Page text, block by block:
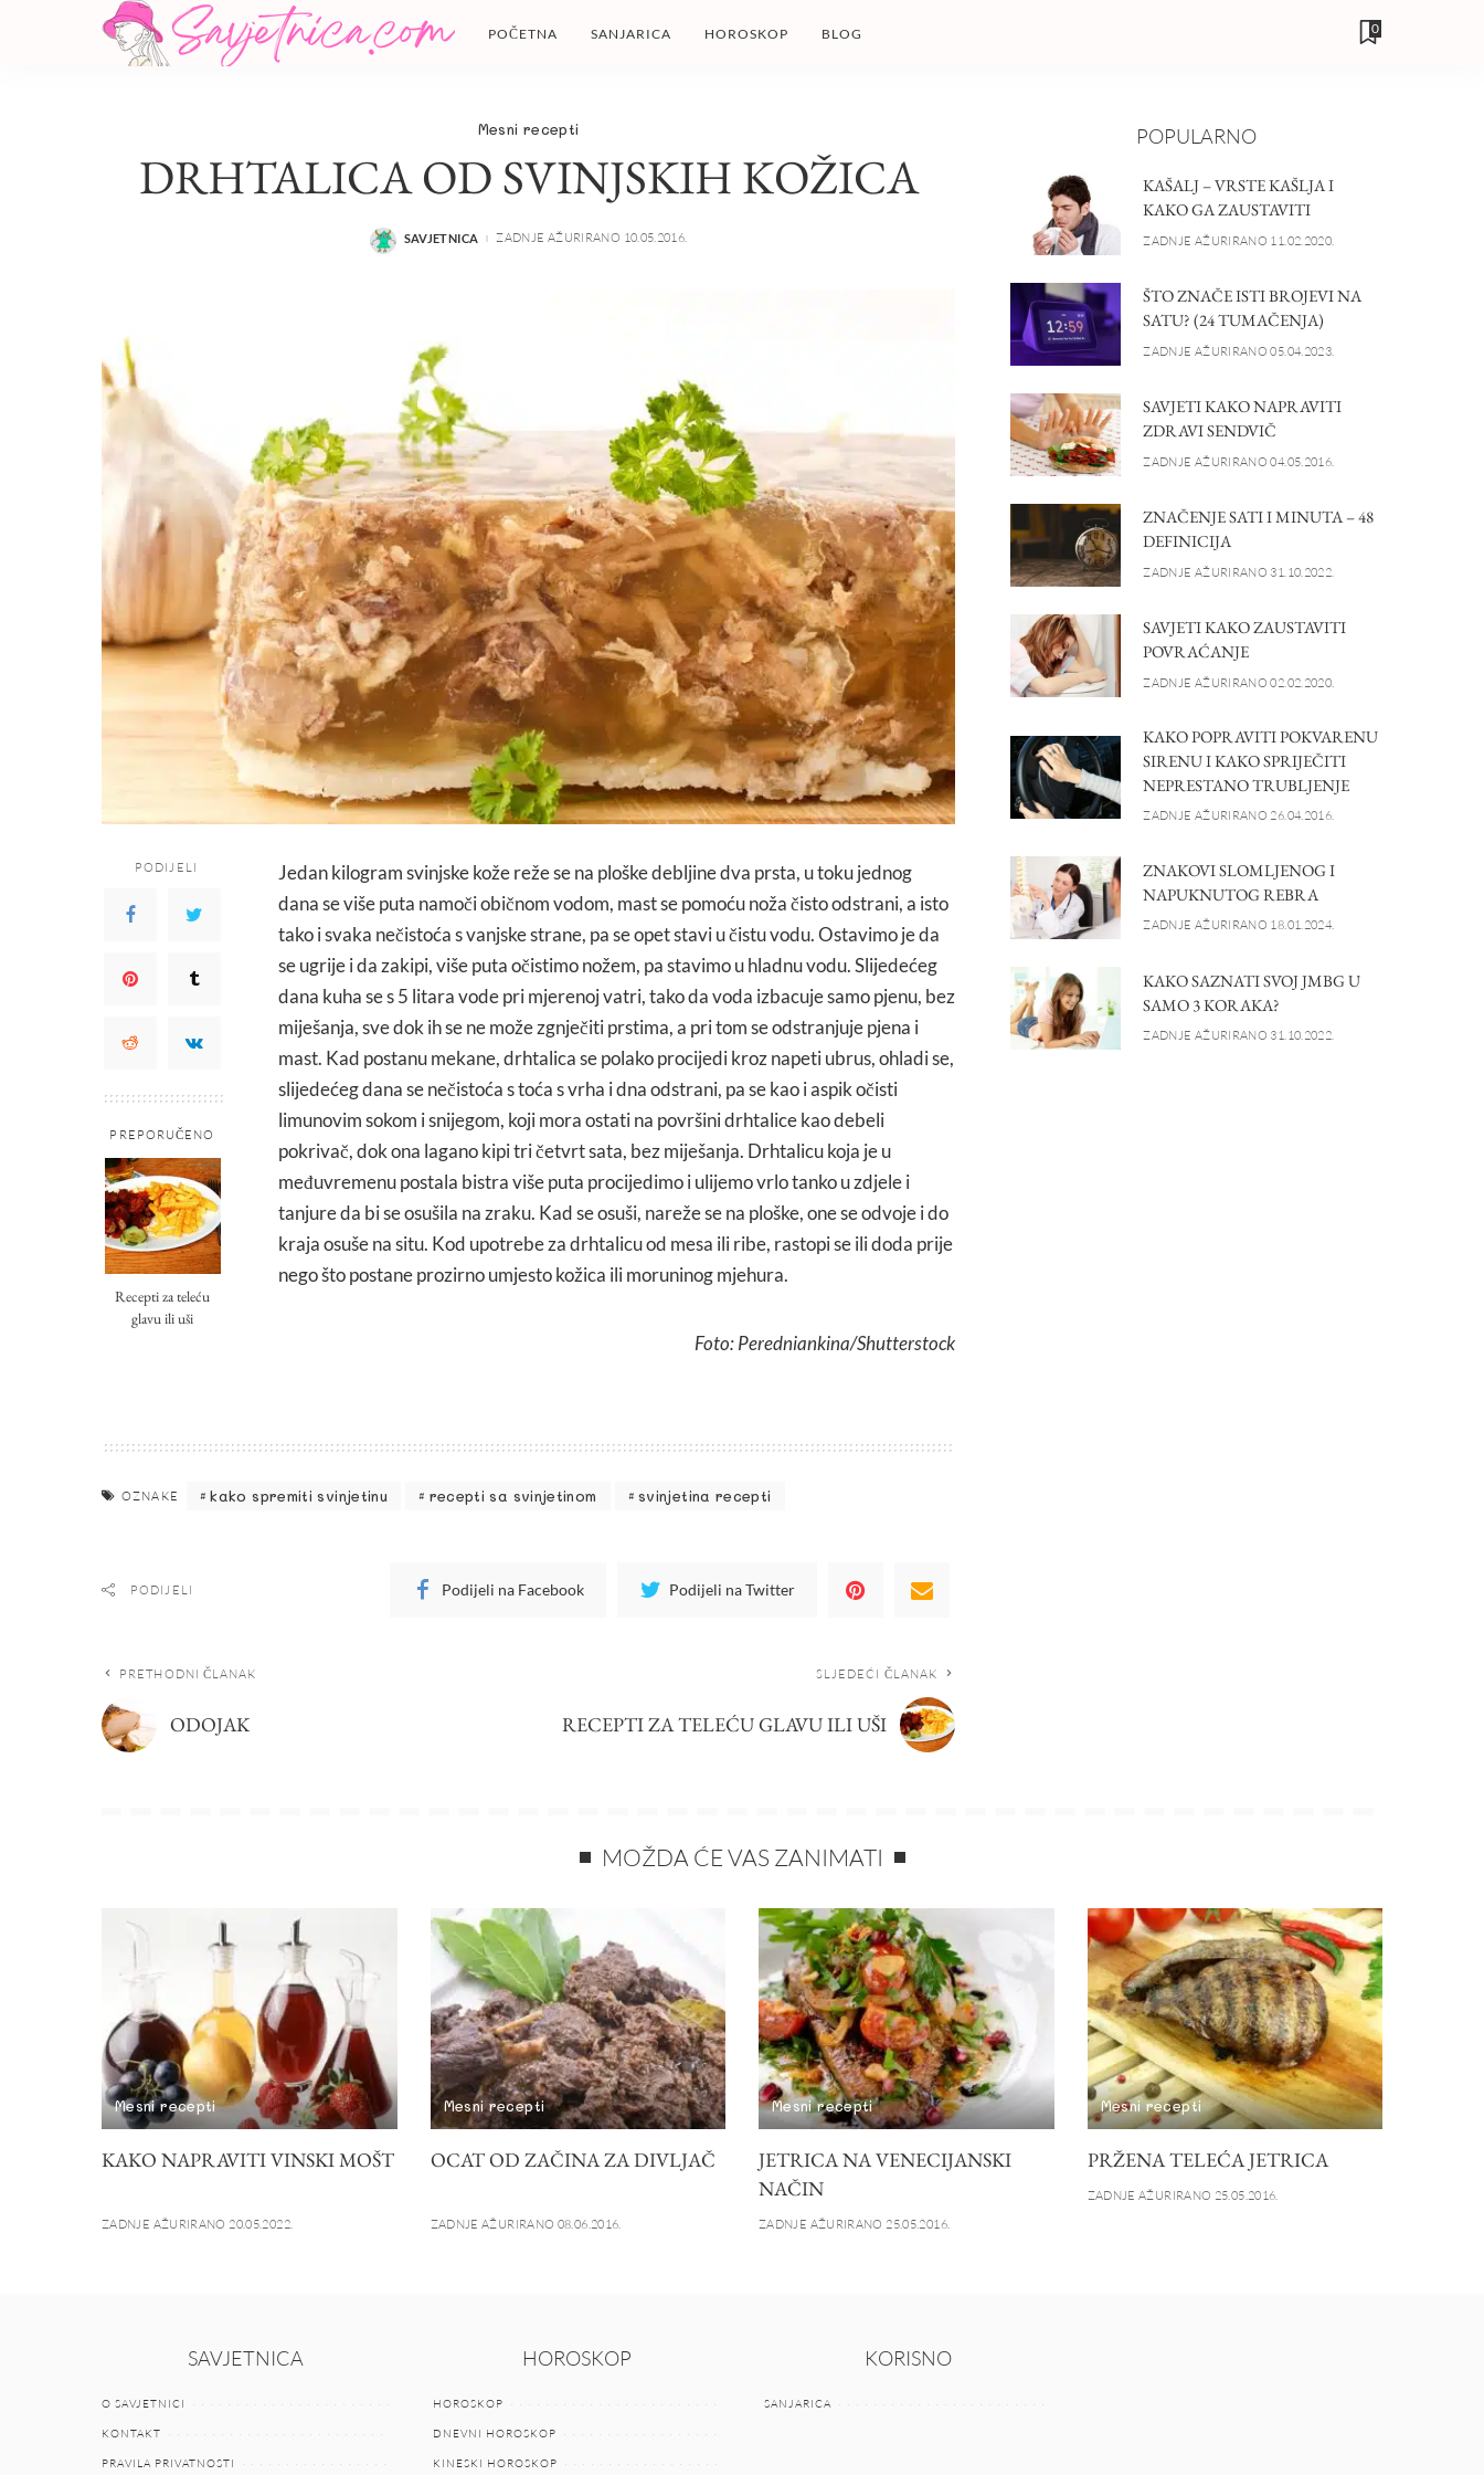
POČETNA SANJARICA HOROSKOP BLOG 0
Mesni recepti
DRHTALICA OD SVINJSKIH KOŽICA
POSTED
SAVJETNICA ZADNJE AŽURIRANO 10.05.2016.
PODIJELI
PREPORUČENO
Recepti za teleću
glavu ili uši
Jedan kilogram svinjske kože reže se na ploške debljine dva prsta, u toku jednog
dana se više puta namoči običnom vodom, mast se pomoću noža čisto odstrani, a isto
tako i svaka nečistoća s vanjske strane, pa se opet stavi u čistu vodu. Ostavimo je da
se ugrije i da zakipi, više puta očistimo nožem, pa stavimo u hladnu vodu. Slijedećeg
dana kuha se s 5 litara vode pri mjerenoj vatri, tako da voda izbacuje samo pjenu, bez
miješanja, sve dok ih se ne može zgnječiti prstima, a pri tom se odstranjuje pjena i
mast. Kad postanu mekane, drhtalica se polako procijedi kroz napeti ubrus, ohladi se,
slijedećeg dana se nečistoća s toća s vrha i dna odstrani, pa se kao i aspik očisti
limunovim sokom i snijegom, koji mora ostati na površini drhtalice kao debeli
pokrivač, dok ona lagano kipi tri četvrt sata, bez miješanja. Drhtalicu koja je u
međuvremenu postala bistra više puta procijedimo i ulijemo vrlo tanko u zdjele i
tanjure da bi se osušila na zraku. Kad se osuši, nareže se na ploške, one se odvoje i do
kraja osuše na situ. Kod upotrebe za drhtalicu od mesa ili ribe, rastopi se ili doda prije
nego što postane prozirno umjesto kožica ili moruninog mjehura.
Foto: Peredniankina/Shutterstock
OZNAKE kako spremiti svinjetinu recepti sa svinjetinom svinjetina recepti
PODIJELI Podijeli na Facebook Podijeli na Twitter
PRETHODNI ČLANAK
ODOJAK
SLJEDEĆI ČLANAK
RECEPTI ZA TELEĆU GLAVU ILI UŠI
POPULARNO
KAŠALJ – VRSTE KAŠLJA I
KAKO GA ZAUSTAVITI
ZADNJE AŽURIRANO 11.02.2020.
ŠTO ZNAČE ISTI BROJEVI NA
SATU? (24 TUMAČENJA)
ZADNJE AŽURIRANO 05.04.2023.
SAVJETI KAKO NAPRAVITI
ZDRAVI SENDVIČ
ZADNJE AŽURIRANO 04.05.2016.
ZNAČENJE SATI I MINUTA – 48
DEFINICIJA
ZADNJE AŽURIRANO 31.10.2022.
SAVJETI KAKO ZAUSTAVITI
POVRAĆANJE
ZADNJE AŽURIRANO 02.02.2020.
KAKO POPRAVITI POKVARENU
SIRENU I KAKO SPRIJEČITI
NEPRESTANO TRUBLJENJE
ZADNJE AŽURIRANO 26.04.2016.
ZNAKOVI SLOMLJENOG I
NAPUKNUTOG REBRA
ZADNJE AŽURIRANO 18.01.2024.
KAKO SAZNATI SVOJ JMBG U
SAMO 3 KORAKA?
ZADNJE AŽURIRANO 31.10.2022.
MOŽDA ĆE VAS ZANIMATI
Mesni recepti
KAKO NAPRAVITI VINSKI MOŠT
ZADNJE AŽURIRANO 20.05.2022.
Mesni recepti
OCAT OD ZAČINA ZA DIVLJAČ
ZADNJE AŽURIRANO 08.06.2016.
Mesni recepti
JETRICA NA VENECIJANSKI
NAČIN
ZADNJE AŽURIRANO 25.05.2016.
Mesni recepti
PRŽENA TELEĆA JETRICA
ZADNJE AŽURIRANO 25.05.2016.
SAVJETNICA
O SAVJETNICI
KONTAKT
PRAVILA PRIVATNOSTI
HOROSKOP
HOROSKOP
DNEVNI HOROSKOP
KINESKI HOROSKOP
KORISNO
SANJARICA